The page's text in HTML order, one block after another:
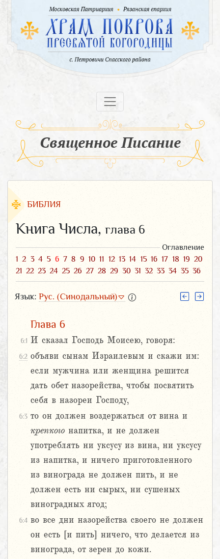
Священное Писание
БИБЛИЯ
Книга Числа, глава 6
Оглавление
1 2 3 4 5 6 7 8 9 10 11 12 13 14 15 16 17 18 19 20
21 22 23 24 25 26 27 28 29 30 31 32 33 34 35 36
Язык: Рус. (Синодальный)
Глава 6
6:1 И сказал Господь Моисею, говоря:
6:2 объяви сынам Израилевым и скажи им:
если мужчина или женщина решится
дать обет назорейства, чтобы посвятить
себя в назореи Господу,
6:3 то он должен воздержаться от вина и
крепкого напитка, и не должен
употреблять ни уксусу из вина, ни уксусу
из напитка, и ничего приготовленного
из винограда не должен пить, и не
должен есть ни сырых, ни сушеных
виноградных ягод;
6:4 во все дни назорейства своего не должен
он есть [и пить] ничего, что делается из
винограда, от зерен до кожи.